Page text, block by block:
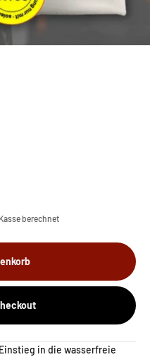
berechnet
in die wasserfreie